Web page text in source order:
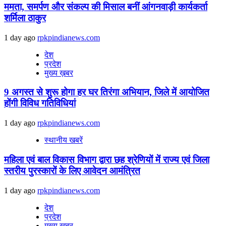
ममता, समर्पण और संकल्प की मिसाल बनीं आंगनवाड़ी कार्यकर्ता
शर्मिला ठाकुर
1 day ago rpkpindianews.com
देश
प्रदेश
मुख्य ख़बर
9 अगस्‍त से शुरू होगा हर घर तिरंगा अभियान, जिले में आयोजित
होंगी विविध गतिविधियां
1 day ago rpkpindianews.com
स्थानीय खबरें
महिला एवं बाल विकास विभाग द्वारा छह श्रेणियों में राज्य एवं जिला
स्तरीय पुरस्कारों के लिए आवेदन आमंत्रित
1 day ago rpkpindianews.com
देश
प्रदेश